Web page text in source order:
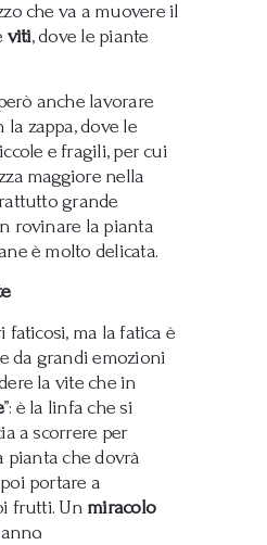
che va a muovere il
viti, dove le piante
anche lavorare
zappa, dove le
e fragili, per cui
maggiore nella
grande
rovinare la pianta
è molto delicata.
ma la fatica è
da grandi emozioni
la vite che in
”: è la linfa che si
a scorrere per
pianta che dovrà
portare a
frutti. Un miracolo